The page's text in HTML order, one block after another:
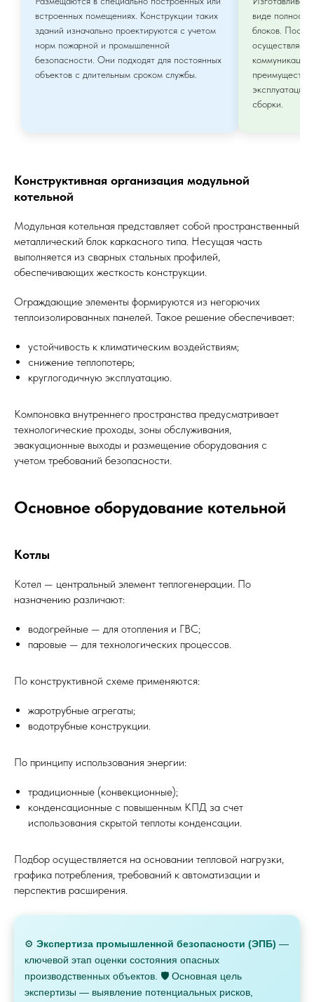
встроенных помещениях. Конструкции таких
зданий изначально проектируются с учетом
норм пожарной и промышленной
безопасности. Они подходят для постоянных
объектов с длительным сроком службы.
виде
блоков. После
эксплуатацию
сборки.
Конструктивная организация модульной
котельной
Модульная котельная представляет собой пространственный
металлический блок каркасного типа. Несущая часть
выполняется из сварных стальных профилей,
обеспечивающих жесткость конструкции.
Ограждающие элементы формируются из негорючих
теплоизолированных панелей. Такое решение обеспечивает:
устойчивость к климатическим воздействиям;
снижение теплопотерь;
круглогодичную эксплуатацию.
Компоновка внутреннего пространства предусматривает
технологические проходы, зоны обслуживания,
эвакуационные выходы и размещение оборудования с
учетом требований безопасности.
Основное оборудование котельной
Котлы
Котел — центральный элемент теплогенерации. По
назначению различают:
водогрейные — для отопления и ГВС;
паровые — для технологических процессов.
По конструктивной схеме применяются:
жаротрубные агрегаты;
водотрубные конструкции.
По принципу использования энергии:
традиционные (конвекционные);
конденсационные с повышенным КПД за счет
использования скрытой теплоты конденсации.
Подбор осуществляется на основании тепловой нагрузки,
графика потребления, требований к автоматизации и
перспектив расширения.
⚙️ Экспертиза промышленной безопасности (ЭПБ) —
ключевой этап оценки состояния опасных
производственных объектов. 🛡️ Основная цель
экспертизы — выявление потенциальных рисков,